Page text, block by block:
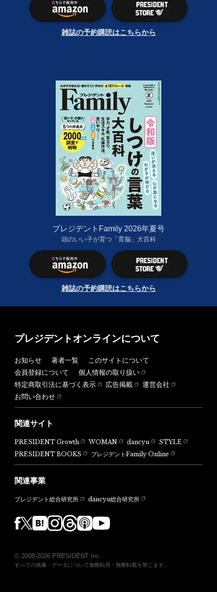
雑誌の予約購読はこちらから
プレジデントFamily 2026年夏号
頭のいい子が育つ「育脳」大百科
雑誌の予約購読はこちらから
プレジデントオンラインについて
お知らせ 著者一覧
このサイトについて
会員登録について
個人情報の取り扱い
特定商取引法に基づく表示
広告掲載
運営会社
お問い合わせ
関連サイト
PRESIDENT Growth WOMAN dancyu
STYLE
PRESIDENT BOOKS
プレジデントFamily Online
関連事業
プレジデント総合研究所 dancyu総合研究所
© 2008-2026 PRESIDENT Inc.
すべての画像・データについて無断転用・無断転載を禁じます。